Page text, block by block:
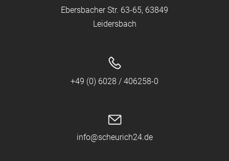
Ebersbacher Str. 63-65, 63849
Leidersbach
+49 (0) 6028 / 406258-0
info@scheurich24.de